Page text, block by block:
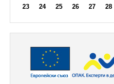
23
24 25 26 27 28